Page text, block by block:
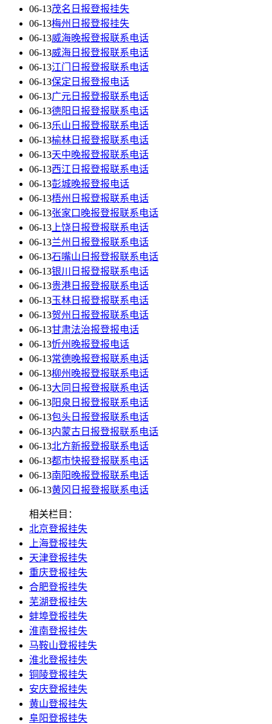
06-13茂名日报登报挂失
06-13梅州日报登报挂失
06-13威海晚报登报联系电话
06-13威海日报登报联系电话
06-13江门日报登报联系电话
06-13保定日报登报电话
06-13广元日报登报联系电话
06-13德阳日报登报联系电话
06-13乐山日报登报联系电话
06-13榆林日报登报联系电话
06-13天中晚报登报联系电话
06-13西江日报登报联系电话
06-13彭城晚报登报电话
06-13梧州日报登报联系电话
06-13张家口晚报登报联系电话
06-13 上饶日报登报联系电话
06-13兰州日报登报联系电话
06-13石嘴山日报登报联系电话
06-13银川日报登报联系电话
06-13贵港日报登报联系电话
06-13玉林日报登报联系电话
06-13贺州日报登报联系电话
06-13甘肃法治报登报电话
06-13忻州晚报登报电话
06-13常德晚报登报联系电话
06-13柳州晚报登报联系电话
06-13大同日报登报联系电话
06-13阳泉日报登报联系电话
06-13包头日报登报联系电话
06-13内蒙古日报登报联系电话
06-13北方新报登报联系电话
06-13都市快报登报联系电话
06-13南阳晚报登报联系电话
06-13黄冈日报登报联系电话
相关栏目：
北京登报挂失
上海登报挂失
天津登报挂失
重庆登报挂失
合肥登报挂失
芜湖登报挂失
蚌埠登报挂失
淮南登报挂失
马鞍山登报挂失
淮北登报挂失
铜陵登报挂失
安庆登报挂失
黄山登报挂失
阜阳登报挂失